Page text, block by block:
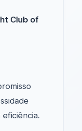
Club of